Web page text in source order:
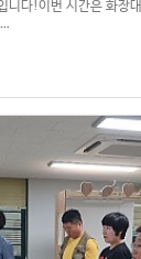
니다!이번 시간은 화장